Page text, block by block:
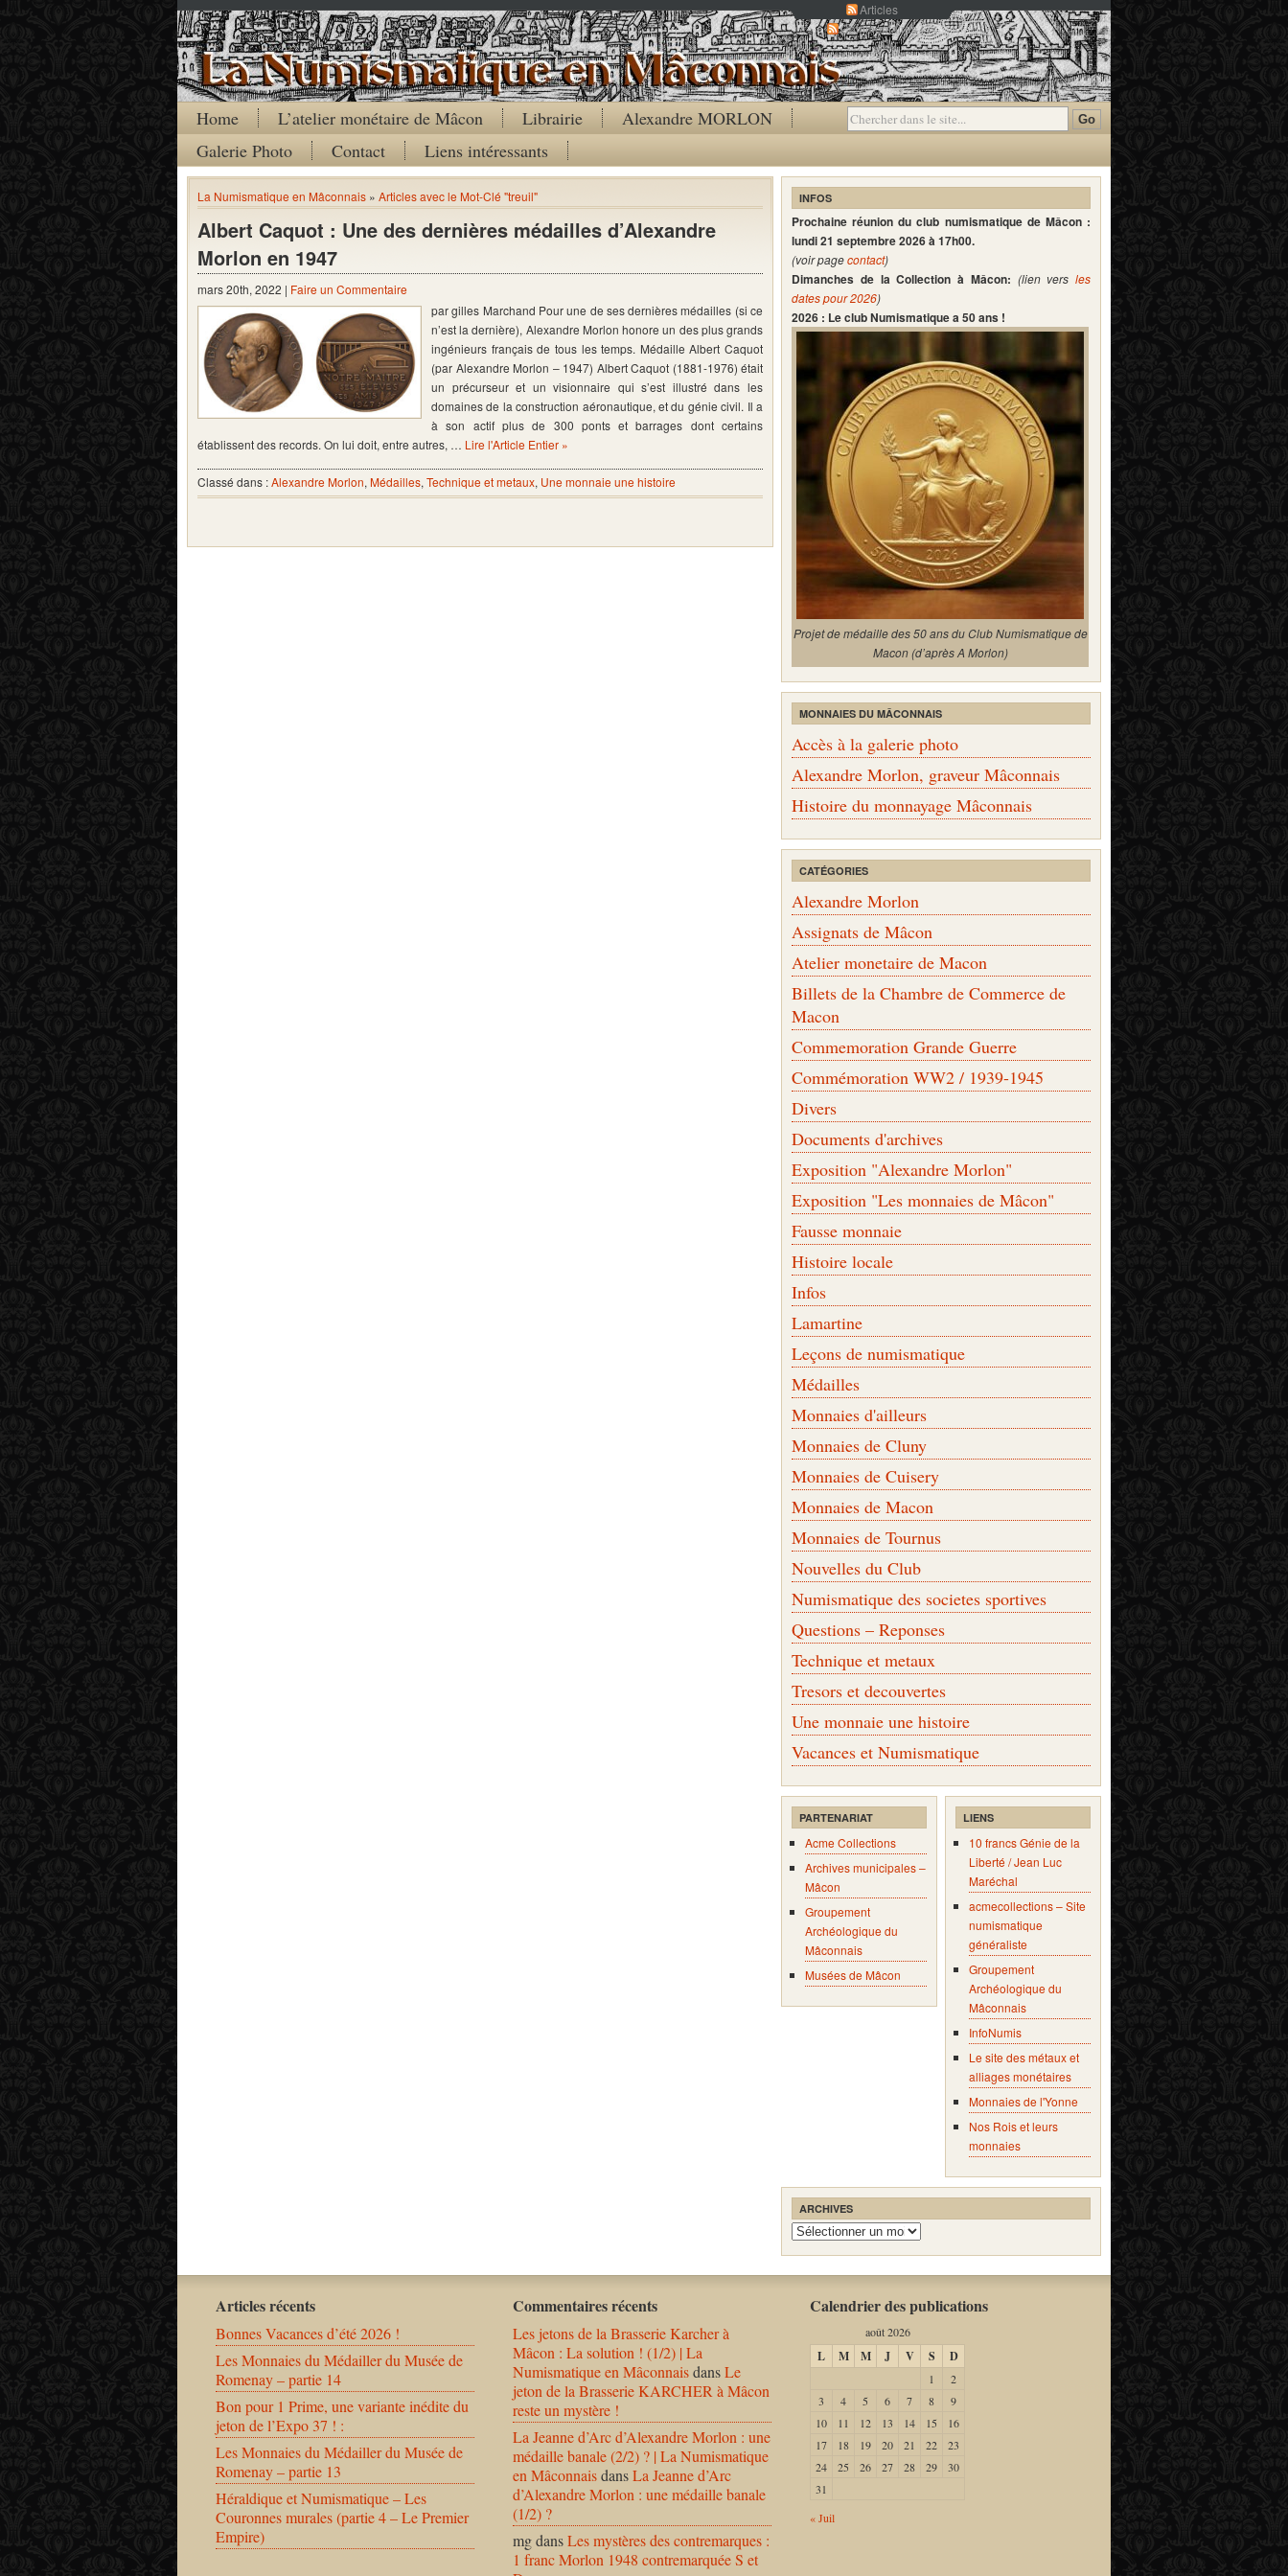
Articles
Commentaires
Home L’atelier monétaire de Mâcon Librairie
Alexandre MORLON
Galerie Photo
Contact Liens intéressants
La Numismatique en Mâconnais » Articles avec le Mot-Clé "treuil"
Albert Caquot : Une des dernières médailles d’Alexandre
Morlon en 1947
mars 20th, 2022 | Faire un Commentaire
par gilles Marchand Pour une de ses dernières médailles (si ce
n’est la dernière), Alexandre Morlon honore un des plus grands
ingénieurs français de tous les temps. Médaille Albert Caquot
(par Alexandre Morlon – 1947) Albert Caquot (1881-1976) était
un précurseur et un visionnaire qui s’est illustré dans les
domaines de la construction aéronautique, et du génie civil. Il a
à son actif plus de 300 ponts et barrages dont certains
établissent des records. On lui doit, entre autres, … Lire l'Article Entier »
Classé dans :Alexandre Morlon, Médailles, Technique et metaux, Une monnaie une histoire
INFOS
Prochaine réunion du club numismatique de Mâcon :
lundi 21 septembre 2026 à 17h00.
(voir pagecontact)
Dimanches de la Collection à Mâcon: (lien vers les
dates pour 2026)
2026 : Le club Numismatique a 50 ans !
Projet de médaille des 50 ans du Club Numismatique de
Macon (d’après A Morlon)
MONNAIES DU MÂCONNAIS
Accès à la galerie photo
Alexandre Morlon, graveur Mâconnais
Histoire du monnayage Mâconnais
CATÉGORIES
Alexandre Morlon
Assignats de Mâcon
Atelier monetaire de Macon
Billets de la Chambre de Commerce de
Macon
Commemoration Grande Guerre
Commémoration WW2 / 1939-1945
Divers
Documents d'archives
Exposition "Alexandre Morlon"
Exposition "Les monnaies de Mâcon"
Fausse monnaie
Histoire locale
Infos
Lamartine
Leçons de numismatique
Médailles
Monnaies d'ailleurs
Monnaies de Cluny
Monnaies de Cuisery
Monnaies de Macon
Monnaies de Tournus
Nouvelles du Club
Numismatique des societes sportives
Questions – Reponses
Technique et metaux
Tresors et decouvertes
Une monnaie une histoire
Vacances et Numismatique
PARTENARIAT
Acme Collections
Archives municipales –
Mâcon
Groupement
Archéologique du
Mâconnais
Musées de Mâcon
LIENS
10 francs Génie de la
Liberté / Jean Luc
Maréchal
acmecollections – Site
numismatique
généraliste
Groupement
Archéologique du
Mâconnais
InfoNumis
Le site des métaux et
alliages monétaires
Monnaies de l'Yonne
Nos Rois et leurs
monnaies
ARCHIVES
Archives
Articles récents
Bonnes Vacances d’été 2026 !
Les Monnaies du Médailler du Musée de
Romenay – partie 14
Bon pour 1 Prime, une variante inédite du
jeton de l’Expo 37 ! :
Les Monnaies du Médailler du Musée de
Romenay – partie 13
Héraldique et Numismatique – Les
Couronnes murales (partie 4 – Le Premier
Empire)
Commentaires récents
Les jetons de la Brasserie Karcher à
Mâcon : La solution ! (1/2) | La
Numismatique en MâconnaisdansLe
jeton de la Brasserie KARCHER à Mâcon
reste un mystère !
La Jeanne d’Arc d’Alexandre Morlon : une
médaille banale (2/2) ? | La Numismatique
en MâconnaisdansLa Jeanne d’Arc
d’Alexandre Morlon : une médaille banale
(1/2) ?
mgdansLes mystères des contremarques :
1 franc Morlon 1948 contremarquée S et
Calendrier des publications
août 2026
L M M J V S D
1
2
3
4 5 6 7 8
9
10
11 12 13 14 15
16
17
18 19 20 21 22
23
24
25 26 27 28 29
30
31
« Juil